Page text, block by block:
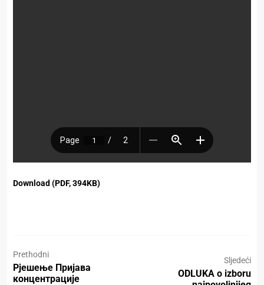
Download (PDF, 394KB)
Prethodni
Рјешење Пријава
концентрације
Sljedeći
ODLUKA o izboru